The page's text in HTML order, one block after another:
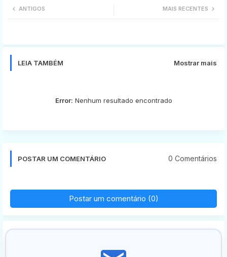
MAIS RECENTES
ANTIGOS
LEIA TAMBÉM Mostrar mais
Error: Nenhum resultado encontrado
POSTAR UM COMENTÁRIO 0 Comentários
Postar um comentário (0)